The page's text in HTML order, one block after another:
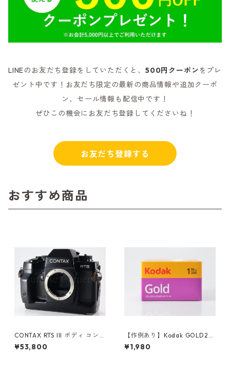
LINEのお友だち登録をしていただくと、500円クーポンをプレ
ゼント中です！お友だち限定の最新の商品情報や追加クーポ
ン、セール情報も配信中です！
ぜひこの機会にお友だち登録してくださいね！
お友だち登録する
おすすめ商品
CONTAX RTS III ボディ コンタ
ックス（61257）
¥53,800
【作例あり】Kodak GOLD20
0 35mmカラーネガフィルム
36枚撮り (K012)
¥1,980